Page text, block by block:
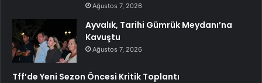
Ağustos 7, 2026
Ayvalık, Tarihi Gümrük Meydanı’na
Kavuştu
Ağustos 7, 2026
Tff’de Yeni Sezon Öncesi Kritik Toplantı